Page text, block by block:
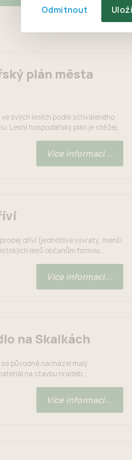
Odmítnout
plán města
svých lesích podle schváleného
Lesní hospodářský plán je stěžejní
a o současném stavu
opatření. Jeho náležitosti
Více informací...
dříví (jednotlivé vývraty, menší
lesů občanům formou
je zveřejněn níže na této
se obraťte na Markétu
Více informací...
na Skalkách
původně nacházel malý
na stavbu hradeb
kamenného divadla provedlo
v roce 2018 a 2020. 1.etapa
Více informací...